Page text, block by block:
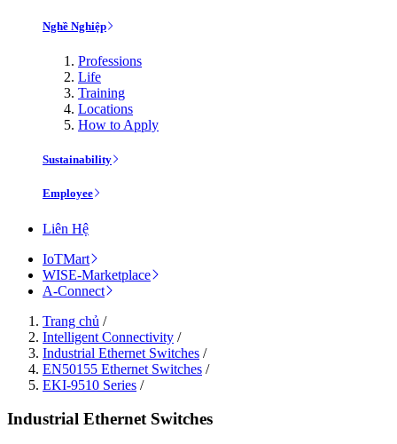
Nghề Nghiệp
Professions
Life
Training
Locations
How to Apply
Sustainability
Employee
Liên Hệ
IoTMart
WISE-Marketplace
A-Connect
Trang chủ /
Intelligent Connectivity /
Industrial Ethernet Switches /
EN50155 Ethernet Switches /
EKI-9510 Series /
Industrial Ethernet Switches